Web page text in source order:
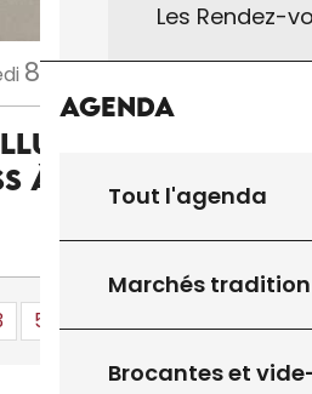
Les Rendez-
Agenda
Tout l'agenda
Marchés
Brocantes et
8
Gómez's
à La Scénette
5+